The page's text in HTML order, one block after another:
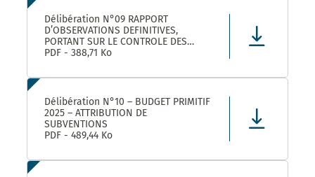
LIVRAISON ET LA GESTION DE TITRES
RESTAURANT E
Délibération N°09 RAPPORT
D’OBSERVATIONS DEFINITIVES,
PORTANT SUR LE CONTROLE DES
COMPTES ET DE LA GESTION DE
METROPOLE AU TITRE DES EXERCICES
PDF - 388,71 Ko
Délibération N°10 – BUDGET PRIMITIF
2025 – ATTRIBUTION DE
SUBVENTIONS
PDF - 489,44 Ko